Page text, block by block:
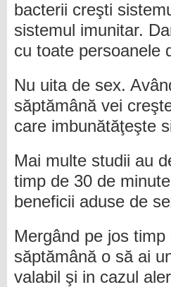
bacterii creşti
sistemul imunitar.
cu toate persoanele
Nu uita de sex.
săptămână vei
care imbunătăţeşte
Mai multe studii au
timp de 30 de
beneficii aduse de
Mergând pe jos
săptămână o să ai
valabil şi in cazul